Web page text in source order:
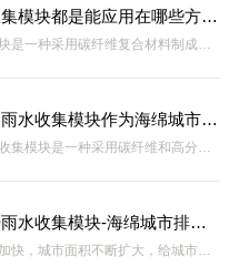
清水河县碳纤雨水收集模块都是能应用在哪些方面？
清水河县碳纤雨水收集模块是一种采用碳纤维复合材料制成的雨水收集装置，具有*、环保、可持续等诸多优点。这种模块的设计独特，结构轻巧且强度高，耐腐蚀，能够在各种环境条件下稳定运行。其广泛的应用领域不仅体现在城市规
清水河县多孔纤维棉雨水收集模块作为海绵城市建设中的一种创新材料
清水河县多孔纤维棉雨水收集模块是一种采用碳纤维和高分子材料复合而成的新型材料。它拥有高度多孔的结构，能够有效吸收和储存雨水，同时利用其独特的导流设计，将雨水迅速排出，有效防止城市内涝的发生。此外，该材料还具有
清水河县智能化碳纤雨水收集模块-海绵城市排水蓄水系统的优选项
清水河县随着城市化进程加快，城市面积不断扩大，给城市带来的问题也随之增加。其中之一就是水资源的短缺。雨水收集是一种解决城市水资源短缺的有效途径。在雨水收集技术中，智能化碳纤雨水收集模块的出现，为解决城市水资源